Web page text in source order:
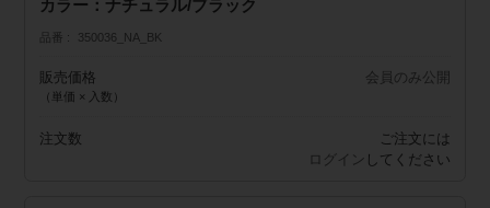
カラー：ナチュラル/ブラック
品番 350036_NA_BK
販売価格
（単価 × 入数）
会員のみ公開
注文数
ご注文には
ログイン してください